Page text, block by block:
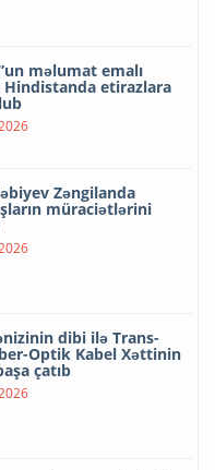
məlumat emalı
Hindistanda etirazlara
Zəngilanda
müraciətlərini
dibi ilə Trans-
Optik Kabel Xəttinin
çatıb